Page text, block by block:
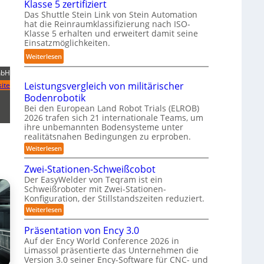
h
r
o
b
o
t
r
r
e
f
f
2
0
2
g
-
S
y
s
t
m
m
p
a
k
t
e
D
-
S
t
e
r
e
o
-
K
a
m
e
r
a
s
Klasse 5 zertifiziert
Das Shuttle Stein Link von Stein Automation
hat die Reinraumklassifizierung nach ISO-
Klasse 5 erhalten und erweitert damit seine
Einsatzmöglichkeiten.
Weiterlesen:
S
u
t
t
l
e
-
S
y
s
t
e
m
ü
r
R
Leistungsvergleich von militärischer
Bodenrobotik
Bei den European Land Robot Trials (ELROB)
2026 trafen sich 21 internationale Teams, um
ihre unbemannten Bodensysteme unter
realitätsnahen Bedingungen zu erproben.
Weiterlesen:
L
i
s
t
u
n
g
s
v
e
r
g
Zwei-Stationen-Schweißcobot
Der EasyWelder von Teqram ist ein
Schweißroboter mit Zwei-Stationen-
Konfiguration, der Stillstandszeiten reduziert.
Weiterlesen:
Z
w
e
i
-
S
Präsentation von Ency 3.0
Auf der Ency World Conference 2026 in
Limassol präsentierte das Unternehmen die
Version 3.0 seiner Ency-Software für CNC- und